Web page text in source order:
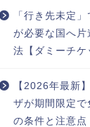
「行き先未定
が必要な国へ
法【ダミーチケ
【2026年最新
ザが期間限定で
の条件と注意点